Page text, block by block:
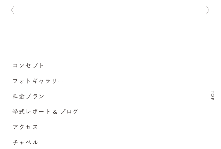
TOP
コンセプト
フォトギャラリー
料金プラン
挙式レポート & ブログ
アクセス
チャペル